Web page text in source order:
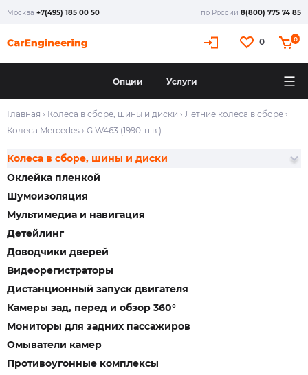
Москва +7(495) 185 00 50 по России 8(800) 775 74 85
0 0
Опции Услуги
Главная › Колеса в сборе, шины и диски › Летние колеса в сборе ›
Колеса Mercedes › G W463 (1990-н.в.)
Оклейка пленкой
Шумоизоляция
Мультимедиа и навигация
Детейлинг
Доводчики дверей
Видеорегистраторы
Дистанционный запуск двигателя
Камеры зад, перед и обзор 360°
Колеса в сборе, шины и диски
Мониторы для задних пассажиров
Омыватели камер
Противоугонные комплексы